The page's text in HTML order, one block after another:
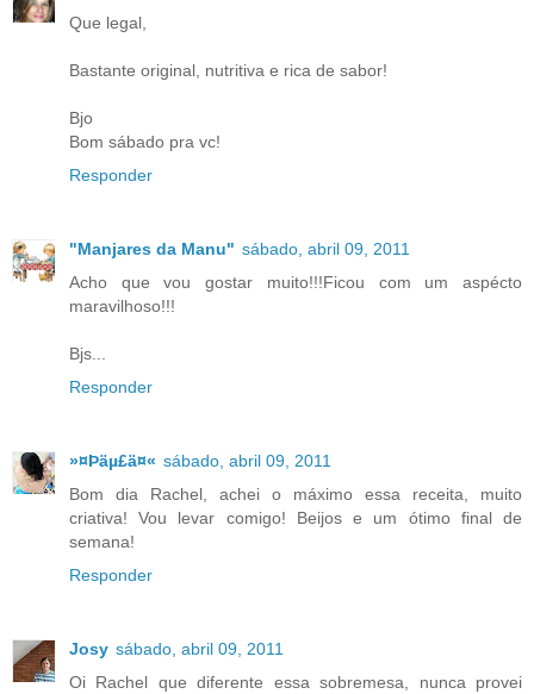
Que legal,
Bastante original, nutritiva e rica de sabor!
Bjo
Bom sábado pra vc!
Responder
"Manjares da Manu" sábado, abril 09, 2011
Acho que vou gostar muito!!!Ficou com um aspécto
maravilhoso!!!
Bjs...
Responder
»¤Þäµ£ä¤« sábado, abril 09, 2011
Bom dia Rachel, achei o máximo essa receita, muito
criativa! Vou levar comigo! Beijos e um ótimo final de
semana!
Responder
Josy sábado, abril 09, 2011
Oi Rachel que diferente essa sobremesa, nunca provei